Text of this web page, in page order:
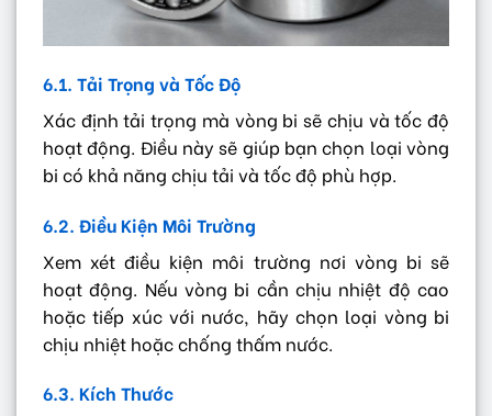
6.1. Tải Trọng và Tốc Độ
Xác định tải trọng mà vòng bi sẽ chịu và tốc độ
hoạt động. Điều này sẽ giúp bạn chọn loại vòng
bi có khả năng chịu tải và tốc độ phù hợp.
6.2. Điều Kiện Môi Trường
Xem xét điều kiện môi trường nơi vòng bi sẽ
hoạt động. Nếu vòng bi cần chịu nhiệt độ cao
hoặc tiếp xúc với nước, hãy chọn loại vòng bi
chịu nhiệt hoặc chống thấm nước.
6.3. Kích Thước